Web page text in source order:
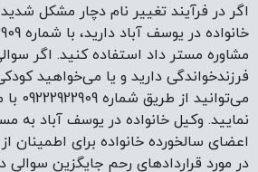
اگر در فرآیند تغییر نام دچار مشکل
مشاوره مستر داد استفاده کنید. اگر
فرزندخواندگی دارید و یا می‌خواهید
نمایید. وکیل خانواده در یوسف آباد به
اعضای سالخورده خانواده برای اطمینان از
در مورد قراردادهای رحم جایگزین سوالی